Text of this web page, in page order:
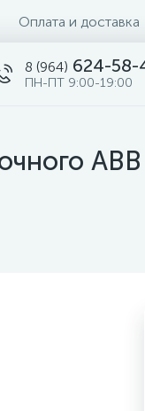
Оплата и доставка
8 (964) 624-58-
ПН-ПТ 9:00-19:00